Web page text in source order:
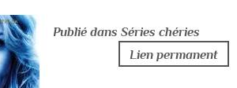
Publié dans Séries chéries
Lien permanent